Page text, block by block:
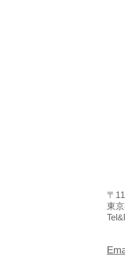
〒
東